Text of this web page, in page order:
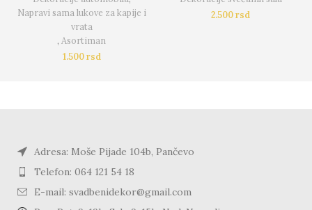
Napravi sama lukove za kapije i
vrata
, Asortiman
1.500rsd
2.500rsd
Adresa: Moše Pijade 104b, Pančevo
Telefon: 064 121 54 18
E-mail: svadbenidekor@gmail.com